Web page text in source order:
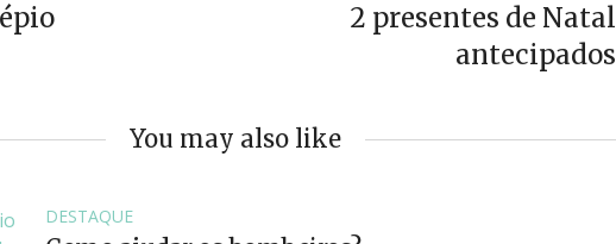
2 presentes de Natal
antecipados
You may also like
DESTAQUE